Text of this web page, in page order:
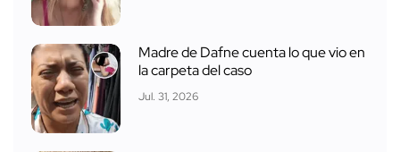
Madre de Dafne cuenta lo que vio en
la carpeta del caso
Jul. 31, 2026